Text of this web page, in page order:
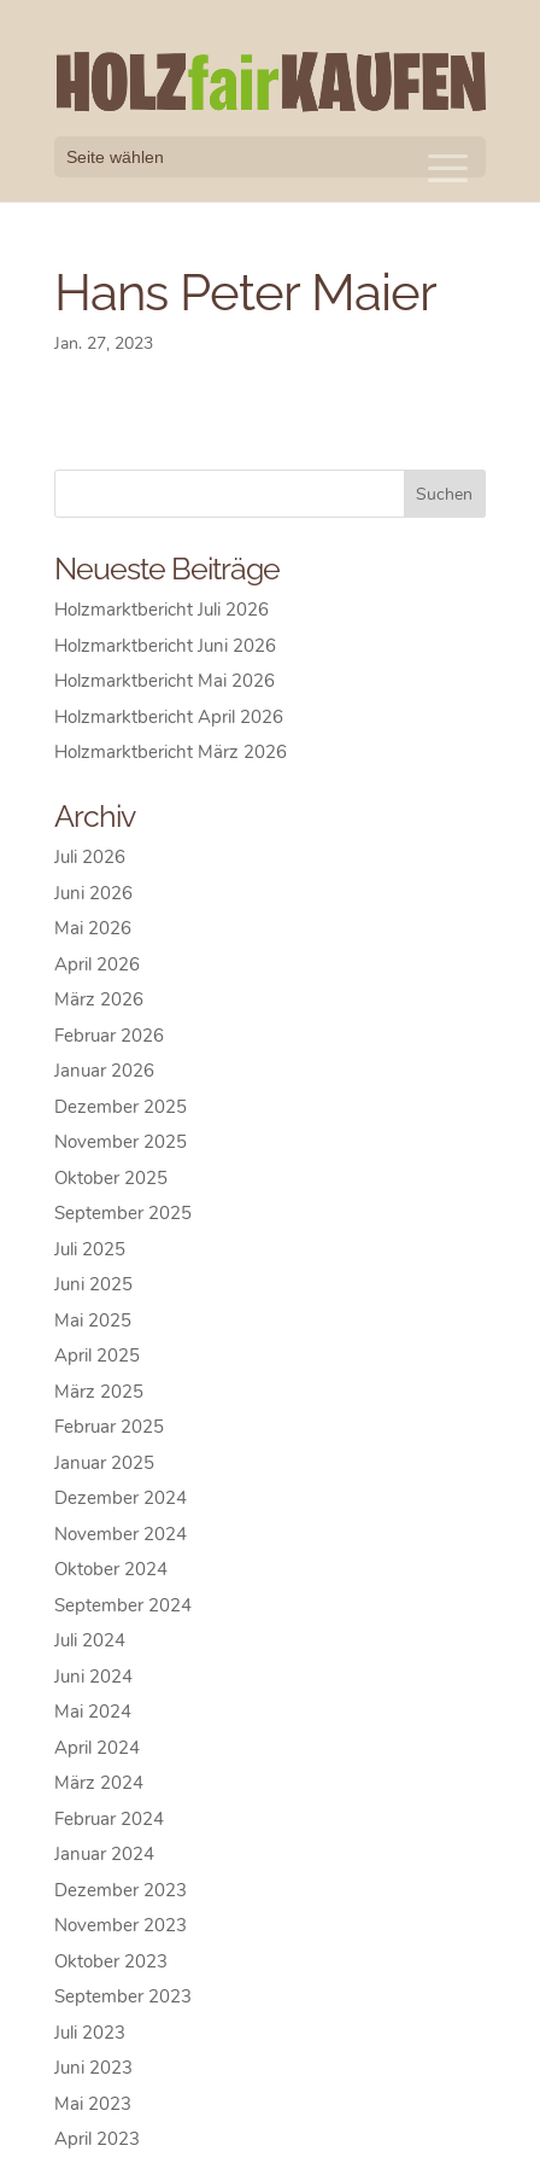
Seite wählen
Hans Peter Maier
Jan. 27, 2023
Neueste Beiträge
Holzmarktbericht Juli 2026
Holzmarktbericht Juni 2026
Holzmarktbericht Mai 2026
Holzmarktbericht April 2026
Holzmarktbericht März 2026
Archiv
Juli 2026
Juni 2026
Mai 2026
April 2026
März 2026
Februar 2026
Januar 2026
Dezember 2025
November 2025
Oktober 2025
September 2025
Juli 2025
Juni 2025
Mai 2025
April 2025
März 2025
Februar 2025
Januar 2025
Dezember 2024
November 2024
Oktober 2024
September 2024
Juli 2024
Juni 2024
Mai 2024
April 2024
März 2024
Februar 2024
Januar 2024
Dezember 2023
November 2023
Oktober 2023
September 2023
Juli 2023
Juni 2023
Mai 2023
April 2023